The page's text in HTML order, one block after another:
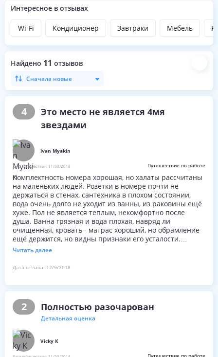
Интересное в отзывах
Wi-Fi Кондиционер Завтраки Мебель
Найдено 11 отзывов
Сначала новые
4
Это место не является 4мя
звездами
Ivan Myakin
Дата путешествия: 11/30/2018 Путешествие по работе
Комплектность номера хорошая, но халаты рассчитаны
на маленьких людей. Розетки в номере почти не
держаться в стенах, сантехника в плохом состоянии,
вода очень долго не уходит из ванны, из раковины ещё
хуже. Пол не является теплым, некомфортно после
душа. Ванна грязная и вода плохая, навряд ли
очищенная, кровать - матрас хороший, но обрамление
ещё держится, но видны признаки его усталости.
Постельное белье не дышит, ощущение как в мешке из
полиэтилена. Звукоизоляция отсутствует как класс,
интернет недостаточно стабилен. Но при этом
минимум странно на вкус. Процесс заселения и
выселения крайне долгий, даже болезненный и
бестолковый, ресепшн даже путунхуа плохо понимает
Читать далее
Дата отзыва: 12/9/2018
2 Полностью разочарован
Детальная оценка
Vicky K
Путешествие по работе